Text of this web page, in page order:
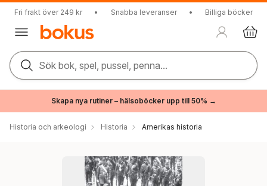
Fri frakt över 249 kr • Snabba leveranser • Billiga böcker
Sök bok, spel, pussel, penna...
Skapa nya rutiner – hälsoböcker upp till 50% →
Historia och arkeologi Historia Amerikas historia